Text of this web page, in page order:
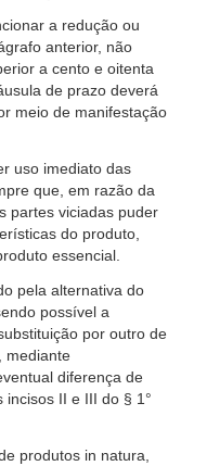
a redução ou
anterior, não
a cento e oitenta
de prazo deverá
meio de manifestação
uso imediato das
que, em razão da
partes viciadas puder
do produto,
essencial.
pela alternativa do
possível a
por outro de
mediante
diferença de
II e III do § 1°
produtos in natura,